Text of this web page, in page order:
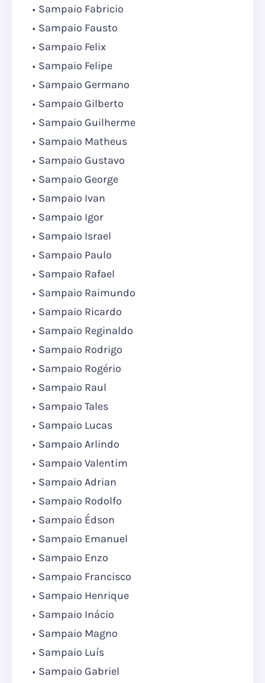
Sampaio Fabricio
Sampaio Fausto
Sampaio Felix
Sampaio Felipe
Sampaio Germano
Sampaio Gilberto
Sampaio Guilherme
Sampaio Matheus
Sampaio Gustavo
Sampaio George
Sampaio Ivan
Sampaio Igor
Sampaio Israel
Sampaio Paulo
Sampaio Rafael
Sampaio Raimundo
Sampaio Ricardo
Sampaio Reginaldo
Sampaio Rodrigo
Sampaio Rogério
Sampaio Raul
Sampaio Tales
Sampaio Lucas
Sampaio Arlindo
Sampaio Valentim
Sampaio Adrian
Sampaio Rodolfo
Sampaio Édson
Sampaio Emanuel
Sampaio Enzo
Sampaio Francisco
Sampaio Henrique
Sampaio Inácio
Sampaio Magno
Sampaio Luís
Sampaio Gabriel